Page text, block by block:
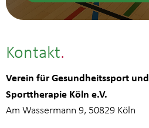
Kontakt
Verein für Gesundheitssport und
Sporttherapie Köln e.V.
Am Wassermann 9, 50829 Köln